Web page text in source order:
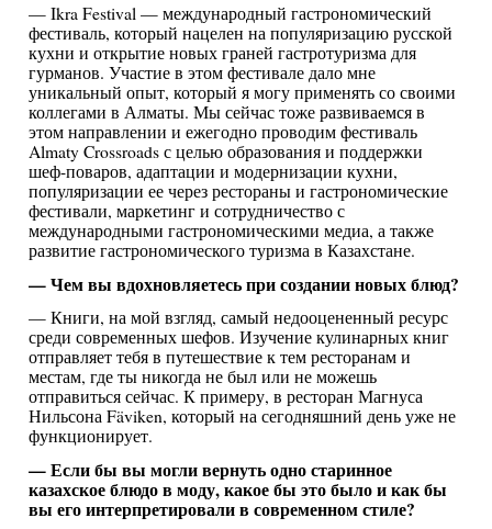
— Ikra Festival — международный гастрономический
фестиваль, который нацелен на популяризацию русской
кухни и открытие новых граней гастротуризма для
гурманов. Участие в этом фестивале дало мне
уникальный опыт, который я могу применять со своими
коллегами в Алматы. Мы сейчас тоже развиваемся в
этом направлении и ежегодно проводим фестиваль
Almaty Crossroads с целью образования и поддержки
шеф-поваров, адаптации и модернизации кухни,
популяризации ее через рестораны и гастрономические
фестивали, маркетинг и сотрудничество с
международными гастрономическими медиа, а также
развитие гастрономического туризма в Казахстане.
— Чем вы вдохновляетесь при создании новых блюд?
— Книги, на мой взгляд, самый недооцененный ресурс
среди современных шефов. Изучение кулинарных книг
отправляет тебя в путешествие к тем ресторанам и
местам, где ты никогда не был или не можешь
отправиться сейчас. К примеру, в ресторан Магнуса
Нильсона Fäviken, который на сегодняшний день уже не
функционирует.
— Если бы вы могли вернуть одно старинное
казахское блюдо в моду, какое бы это было и как бы
вы его интерпретировали в современном стиле?